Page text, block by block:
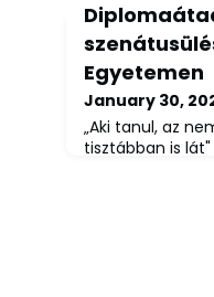
Egyetemen
January 30,
„Aki tanul, az
tisztábban is